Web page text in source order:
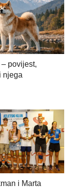
povijest,
njega
i Marta